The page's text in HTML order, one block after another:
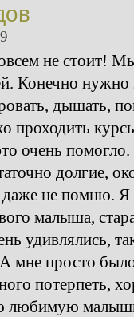
не стоит!
Конечно
дышать,
проходить
очень помогло.
долгие,
не помню. Я
малыша,
удивлялись,
мне просто
потерпеть,
любимую